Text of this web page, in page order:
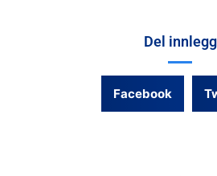
Del innlegg
Facebook